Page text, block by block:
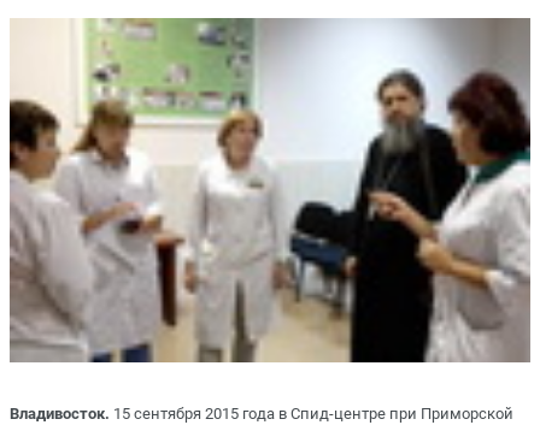
Владивосток. 15 сентября 2015 года в Спид-центре при Приморской